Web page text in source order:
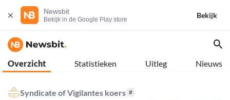
Newsbit
Bekijk in de Google Play store
Bekijk
Overzicht Statistieken Uitleg Nieuws
Syndicate of Vigilantes koers #